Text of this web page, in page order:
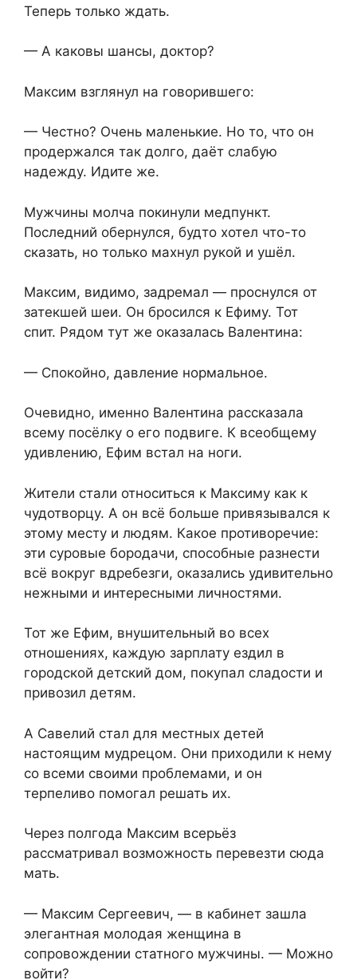
Теперь только ждать.
— А каковы шансы, доктор?
Максим взглянул на говорившего:
— Честно? Очень маленькие. Но то, что он
продержался так долго, даёт слабую
надежду. Идите же.
Мужчины молча покинули медпункт.
Последний обернулся, будто хотел что-то
сказать, но только махнул рукой и ушёл.
Максим, видимо, задремал — проснулся от
затекшей шеи. Он бросился к Ефиму. Тот
спит. Рядом тут же оказалась Валентина:
— Спокойно, давление нормальное.
Очевидно, именно Валентина рассказала
всему посёлку о его подвиге. К всеобщему
удивлению, Ефим встал на ноги.
Жители стали относиться к Максиму как к
чудотворцу. А он всё больше привязывался к
этому месту и людям. Какое противоречие:
эти суровые бородачи, способные разнести
всё вокруг вдребезги, оказались удивительно
нежными и интересными личностями.
Тот же Ефим, внушительный во всех
отношениях, каждую зарплату ездил в
городской детский дом, покупал сладости и
привозил детям.
А Савелий стал для местных детей
настоящим мудрецом. Они приходили к нему
со всеми своими проблемами, и он
терпеливо помогал решать их.
Через полгода Максим всерьёз
рассматривал возможность перевезти сюда
мать.
— Максим Сергеевич, — в кабинет зашла
элегантная молодая женщина в
сопровождении статного мужчины. — Можно
войти?